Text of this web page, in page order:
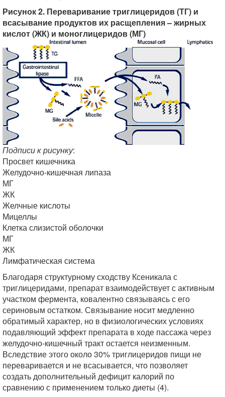
Рисунок 2. Переваривание триглицеридов (ТГ) и
всасывание продуктов их расщепления – жирных
кислот (ЖК) и моноглицеридов (МГ)
Подписи к рисунку:
Просвет кишечника
Желудочно-кишечная липаза
МГ
ЖК
Желчные кислоты
Мицеллы
Клетка слизистой оболочки
МГ
ЖК
Лимфатическая система
Благодаря структурному сходству Ксеникала с
триглицеридами, препарат взаимодействует с активным
участком фермента, ковалентно связываясь с его
сериновым остатком. Связывание носит медленно
обратимый характер, но в физиологических условиях
подавляющий эффект препарата в ходе пассажа через
желудочно-кишечный тракт остается неизменным.
Вследствие этого около 30% триглицеридов пищи не
переваривается и не всасывается, что позволяет
создать дополнительный дефицит калорий по
сравнению с применением только диеты (4).